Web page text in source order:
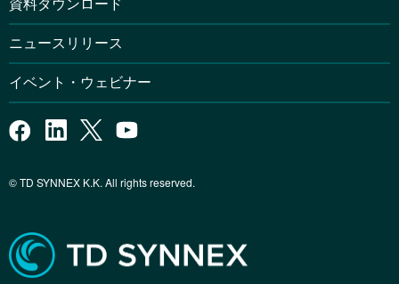
ニュースリリース
イベント・ウェビナー
© TD SYNNEX K.K. All rights reserved.